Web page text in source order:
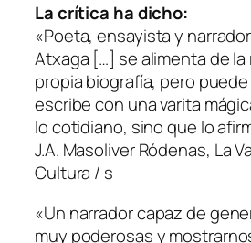
La crítica ha dicho:
«Poeta, ensayista y
Atxaga […] se alimenta de la
propia biografía, pero
escribe con una varita
lo cotidiano, sino que lo
J.A. Masoliver Ródenas, La
Cultura / s
«Un narrador capaz de
muy poderosas y